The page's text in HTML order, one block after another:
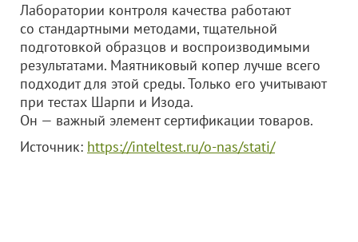
Лаборатории контроля качества работают
со стандартными методами, тщательной
подготовкой образцов и воспроизводимыми
результатами. Маятниковый копер лучше всего
подходит для этой среды. Только его учитывают
при тестах Шарпи и Изода.
Он — важный элемент сертификации товаров.
Источник: https://inteltest.ru/o-nas/stati/